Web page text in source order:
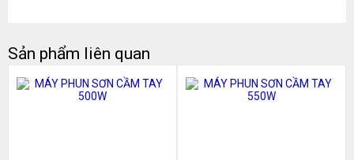
Sản phẩm liên quan